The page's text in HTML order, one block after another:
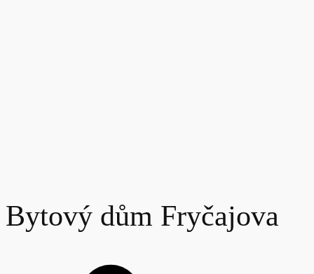
Bytový dům Fryčajova